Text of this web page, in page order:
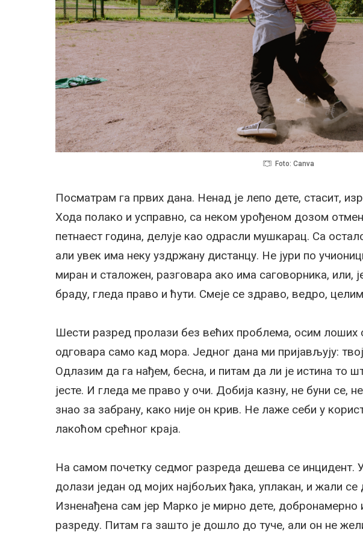
Foto: Canva
Посматрам га првих дана. Ненад је лепо дете, стасит,
Хода полако и усправно, са неком урођеном дозом
петнаест година, делује као одрасли мушкарац. Са
али увек има неку уздржану дистанцу. Не јури по
миран и сталожен, разговара ако има саговорника, или,
браду, гледа право и ћути. Смеје се здраво, ведро,
Шести разред пролази без већих проблема, осим лоших
одговара само кад мора. Једног дана ми пријављују:
Одлазим да га нађем, бесна, и питам да ли је истина то
јесте. И гледа ме право у очи. Добија казну, не буни се,
знао за забрану, како није он крив. Не лаже себи у
лакоћом срећног краја.
На самом почетку седмог разреда дешева се инцидент.
долази један од мојих најбољих ђака, уплакан, и жали се
Изненађена сам јер Марко је мирно дете,
разреду. Питам га зашто је дошло до туче, али он не